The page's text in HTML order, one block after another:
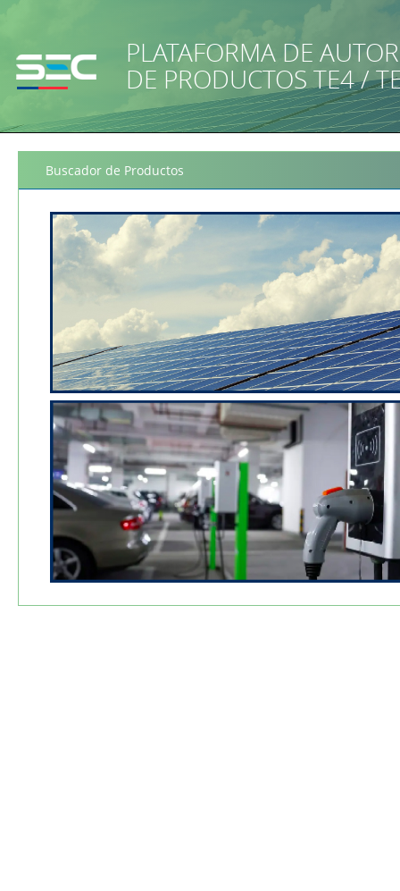
PLATAFORMA DE
DE PRODUCTOS TE4 /
Buscador de Productos